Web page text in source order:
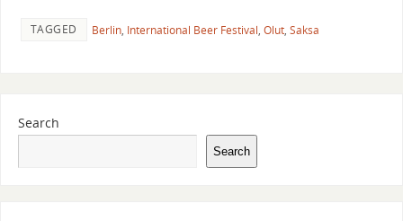
TAGGED Berlin, International Beer Festival, Olut, Saksa
Search
Search